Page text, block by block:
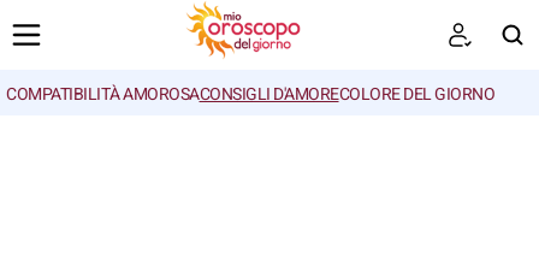
COMPATIBILITÀ AMOROSACONSIGLI D'AMORECOLORE DEL GIORNO